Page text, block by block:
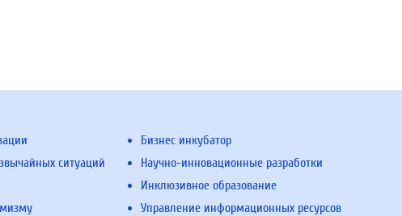
ситуаций
Бизнес инкубатор
Научно-инновационные разработки
Инклюзивное образование
Управление информационных ресурсов